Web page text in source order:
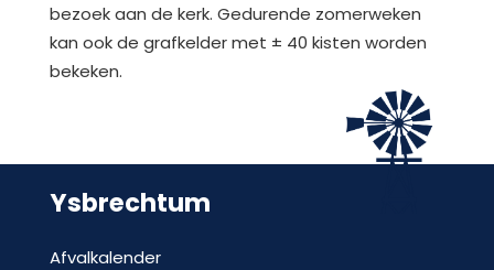
bezoek aan de kerk. Gedurende zomerweken
kan ook de grafkelder met ± 40 kisten worden
bekeken.
Ysbrechtum
Afvalkalender